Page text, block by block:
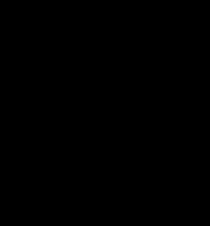
préférences pour